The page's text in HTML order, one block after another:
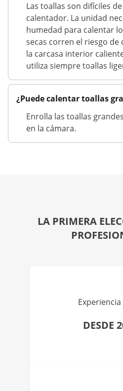
Las toallas son difíciles
calentador. La unidad
humedad para calentar
secas corren el riesgo de
la carcasa interior
utiliza siempre toallas
¿Puede calentar toallas
Enrolla las toallas
en la cámara.
LA PRIMERA
DESDE